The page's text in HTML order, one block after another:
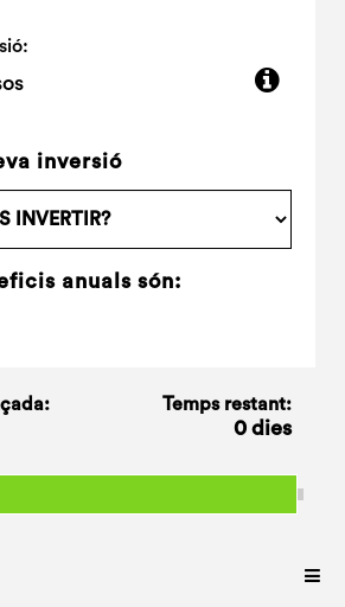
inversió
anuals són:
Temps restant:
0 dies